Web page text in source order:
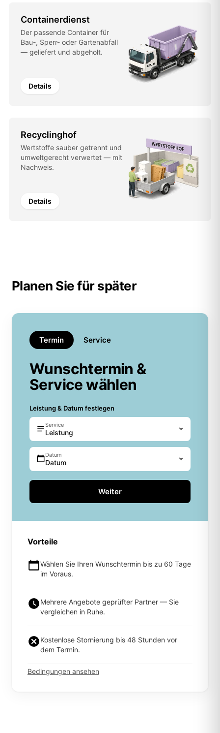
Containerdienst
Der passende Container für
Bau-, Sperr- oder Gartenabfall
— geliefert und abgeholt.
Details
Recyclinghof
Wertstoffe sauber getrennt und
umweltgerecht verwertet — mit
Nachweis.
Details
Planen Sie für später
Termin Service
Wunschtermin &
Service wählen
Leistung & Datum festlegen
Service
Leistung
Datum
Datum
Weiter
Vorteile
Wählen Sie Ihren Wunschtermin bis zu 60 Tage
im Voraus.
Mehrere Angebote geprüfter Partner — Sie
vergleichen in Ruhe.
Kostenlose Stornierung bis 48 Stunden vor
dem Termin.
Bedingungen ansehen